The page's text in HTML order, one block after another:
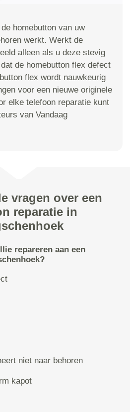
homebutton van uw
werkt. Werkt de
alleen als u deze stevig
de homebutton flex defect
flex wordt nauwkeurig
voor een nieuwe originele
elke telefoon reparatie kunt
van Vandaag
vragen over een
reparatie in
repareren aan een
niet naar behoren
kapot